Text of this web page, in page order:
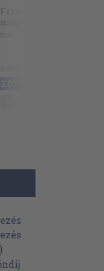
Francia nyelvtan
magyaroknak